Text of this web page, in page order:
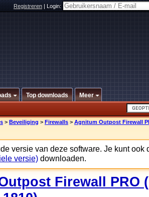
Registreren|Login:
Top downloads Meer
> Beveiliging > Firewalls > Agnitum Outpost Firewall
versie van deze software. Je kunt ook
versie) downloaden.
Firewall PRO